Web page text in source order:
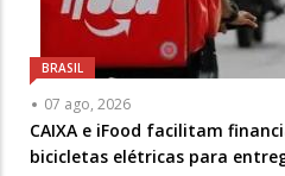
BRASIL
07 ago, 2026
CAIXA e iFood facilitam
bicicletas elétricas para